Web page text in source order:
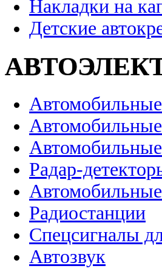
Накладки на
Детские
Радар-
Радиостанции
Спецсигналы
Автозвук